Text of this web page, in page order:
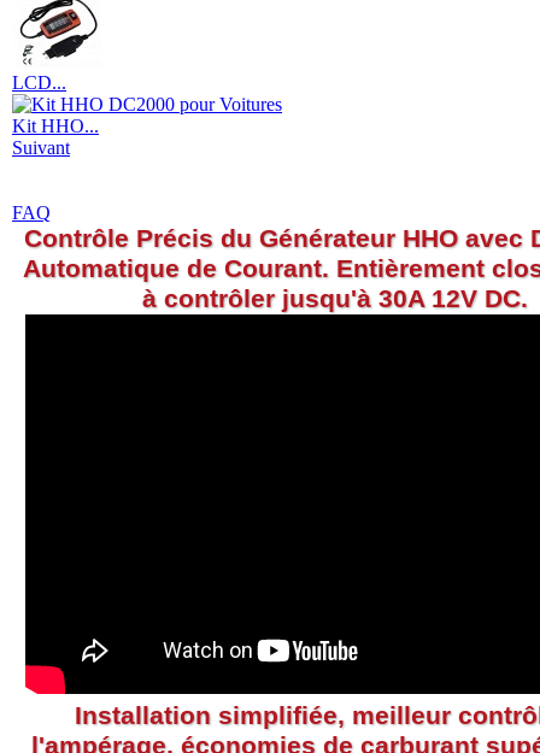
LCD...
Kit HHO...
Suivant
FAQ
Contrôle Précis du Générateur HHO avec
Automatique de Courant. Entièrement
à contrôler jusqu'à 30A 12V DC.
Installation simplifiée, meilleur
l'ampérage, économies de carburant